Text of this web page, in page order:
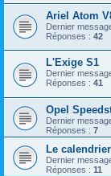
Ariel Atom
Dernier
Réponses : 42
L'Exige S1
Dernier
Réponses : 41
Opel
Dernier
Réponses : 7
Le
Dernier
Réponses : 11